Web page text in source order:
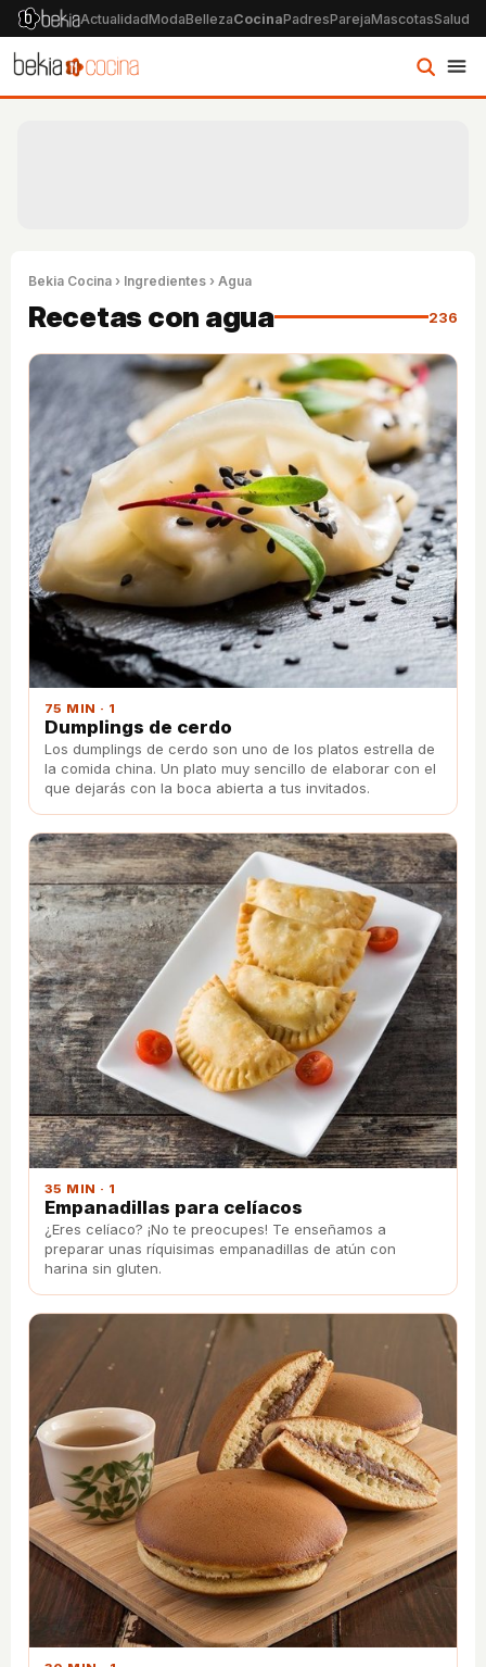
ActualidadModaBellezaCocinaPadresParejaMascotasSalud
Bekia Cocina › Ingredientes › Agua
Recetas con agua 236
75 MIN · 1
Dumplings de cerdo
Los dumplings de cerdo son uno de los platos estrella de
la comida china. Un plato muy sencillo de elaborar con el
que dejarás con la boca abierta a tus invitados.
35 MIN · 1
Empanadillas para celíacos
¿Eres celíaco? ¡No te preocupes! Te enseñamos a
preparar unas ríquisimas empanadillas de atún con
harina sin gluten.